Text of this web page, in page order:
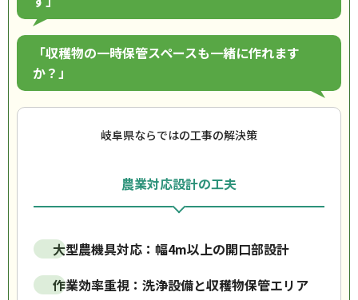
「収穫物の一時保管スペースも一緒に作れます
か？」
岐阜県ならではの工事の解決策
農業対応設計の工夫
大型農機具対応：幅4m以上の開口部設計
作業効率重視：洗浄設備と収穫物保管エリア